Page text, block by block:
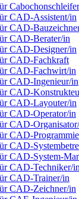
CAD-Assistent/in
CAD-
CAD-Berater/in
CAD-Designer/in
CAD-Fachkraft
CAD-Fachwirt/in
CAD-Ingenieur/in
CAD-
CAD-Layouter/in
CAD-Operator/in
CAD-
CAD-
CAD-
CAD-System-
CAD-Techniker/in
CAD-Trainer/in
CAD-Zeichner/in